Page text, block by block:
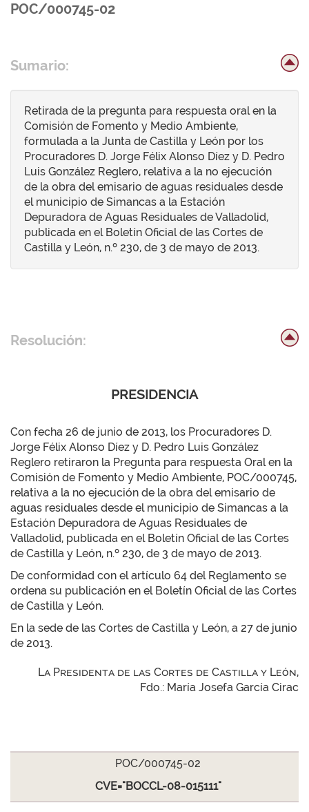
POC/000745-02
Sumario:
Retirada de la pregunta para respuesta oral en la
Comisión de Fomento y Medio Ambiente,
formulada a la Junta de Castilla y León por los
Procuradores D. Jorge Félix Alonso Díez y D. Pedro
Luis González Reglero, relativa a la no ejecución
de la obra del emisario de aguas residuales desde
el municipio de Simancas a la Estación
Depuradora de Aguas Residuales de Valladolid,
publicada en el Boletín Oficial de las Cortes de
Castilla y León, n.º 230, de 3 de mayo de 2013.
Resolución:
PRESIDENCIA
Con fecha 26 de junio de 2013, los Procuradores D.
Jorge Félix Alonso Díez y D. Pedro Luis González
Reglero retiraron la Pregunta para respuesta Oral en la
Comisión de Fomento y Medio Ambiente, POC/000745,
relativa a la no ejecución de la obra del emisario de
aguas residuales desde el municipio de Simancas a la
Estación Depuradora de Aguas Residuales de
Valladolid, publicada en el Boletín Oficial de las Cortes
de Castilla y León, n.º 230, de 3 de mayo de 2013.
De conformidad con el artículo 64 del Reglamento se
ordena su publicación en el Boletín Oficial de las Cortes
de Castilla y León.
En la sede de las Cortes de Castilla y León, a 27 de junio
de 2013.
La Presidenta de las Cortes de Castilla y León,
Fdo.: María Josefa García Cirac
POC/000745-02
CVE="BOCCL-08-015111"